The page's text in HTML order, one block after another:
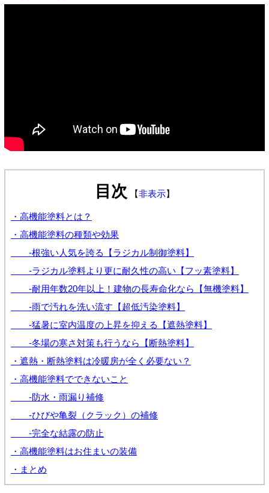
目次 【非表示】
・高機能塗料とは？
・高機能塗料の種類や効果
-根強い人気を誇る【ラジカル制御塗料】
-ラジカル塗料より更に耐久性の高い【フッ素塗料】
-耐用年数20年以上！建物の長寿命化なら【無機塗料】
-雨で汚れを洗い流す【超低汚染塗料】
-猛暑に室内温度の上昇を抑える【遮熱塗料】
-冬場の寒さ対策も行うなら【断熱塗料】
・遮熱・断熱塗料は冷暖房が全く必要ない？
・高機能塗料でできないこと
-防水・雨漏り補修
-ひびや亀裂（クラック）の補修
-完全な結露の防止
・高機能塗料はお住まいの装備
・まとめ